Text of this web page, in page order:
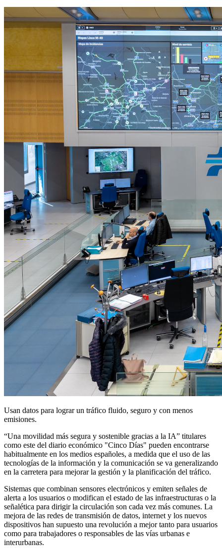
Usan datos para lograr un tráfico fluido, seguro y con menos
emisiones.
“Una movilidad más segura y sostenible gracias a la IA” titulares
como este del diario económico "Cinco Días" pueden encontrarse
habitualmente en los medios españoles, a medida que el uso de las
tecnologías de la información y la comunicación se va generalizando
en la carretera para mejorar la gestión y la planificación del tráfico.
Sistemas que combinan sensores electrónicos y emiten señales de
alerta a los usuarios o modifican el estado de las infraestructuras o la
señalética para dirigir la circulación son cada vez más comunes. La
mejora de las redes de transmisión de datos, internet y los nuevos
dispositivos han supuesto una revolución a mejor tanto para usuarios
como para trabajadores o responsables de las vías urbanas e
interurbanas.